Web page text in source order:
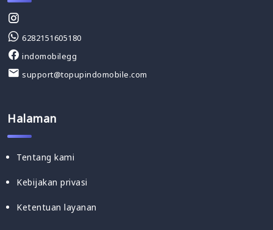
6282151605180
indomobilegg
support@topupindomobile.com
Halaman
Tentang kami
Kebijakan privasi
Ketentuan layanan